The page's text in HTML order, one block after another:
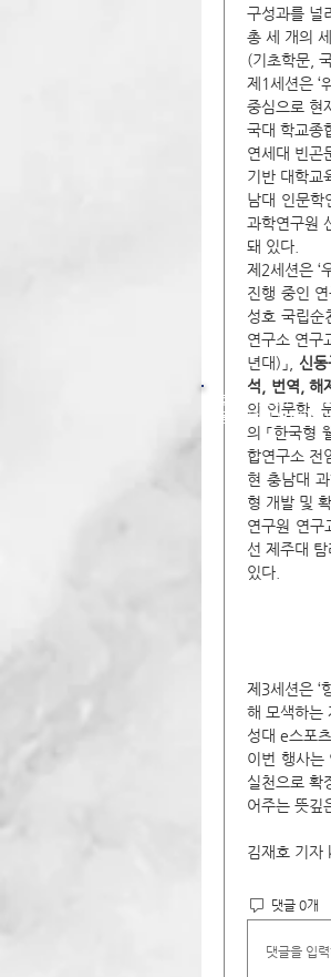
구성과를 널
총 세 개의
(기초학문,
제1세션은 ‘
중심으로 현
국대 학교종
연세대 빈곤
기반 대학교
남대 인문학
과학연구원
돼 있다.
제2세션은 ‘
진행 중인
성호 국립순
연구소 연구
년대)」, 신
석, 번역, 해
의 인문학,
의 「한국형
합연구소 전
현 충남대
형 개발 및
연구원 연구
선 제주대
있다.
제3세션은 ‘
해 모색하는
성대 e스포
이번 행사는
실천으로 확
어주는 뜻깊
김재호 기자
댓글 0개
댓글을 입력
주소 : 49236 / 부산
동아대학교 역사인